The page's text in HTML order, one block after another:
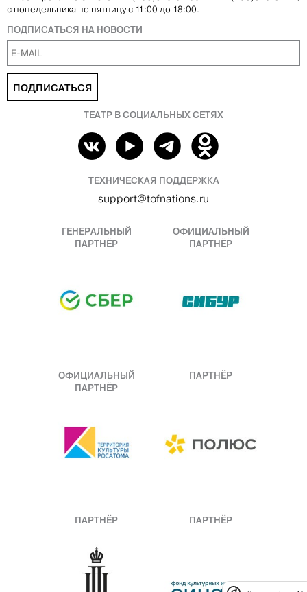
с понедельника по пятницу с 11:00 до 18:00.
ПОДПИСАТЬСЯ НА НОВОСТИ
ПОДПИСАТЬСЯ
ТЕАТР В СОЦИАЛЬНЫХ СЕТЯХ
ТЕХНИЧЕСКАЯ ПОДДЕРЖКА
support@tofnations.ru
ГЕНЕРАЛЬНЫЙ
ПАРТНЁР
ОФИЦИАЛЬНЫЙ
ПАРТНЁР
ОФИЦИАЛЬНЫЙ
ПАРТНЁР
ПАРТНЁР
ПАРТНЁР ПАРТНЁР